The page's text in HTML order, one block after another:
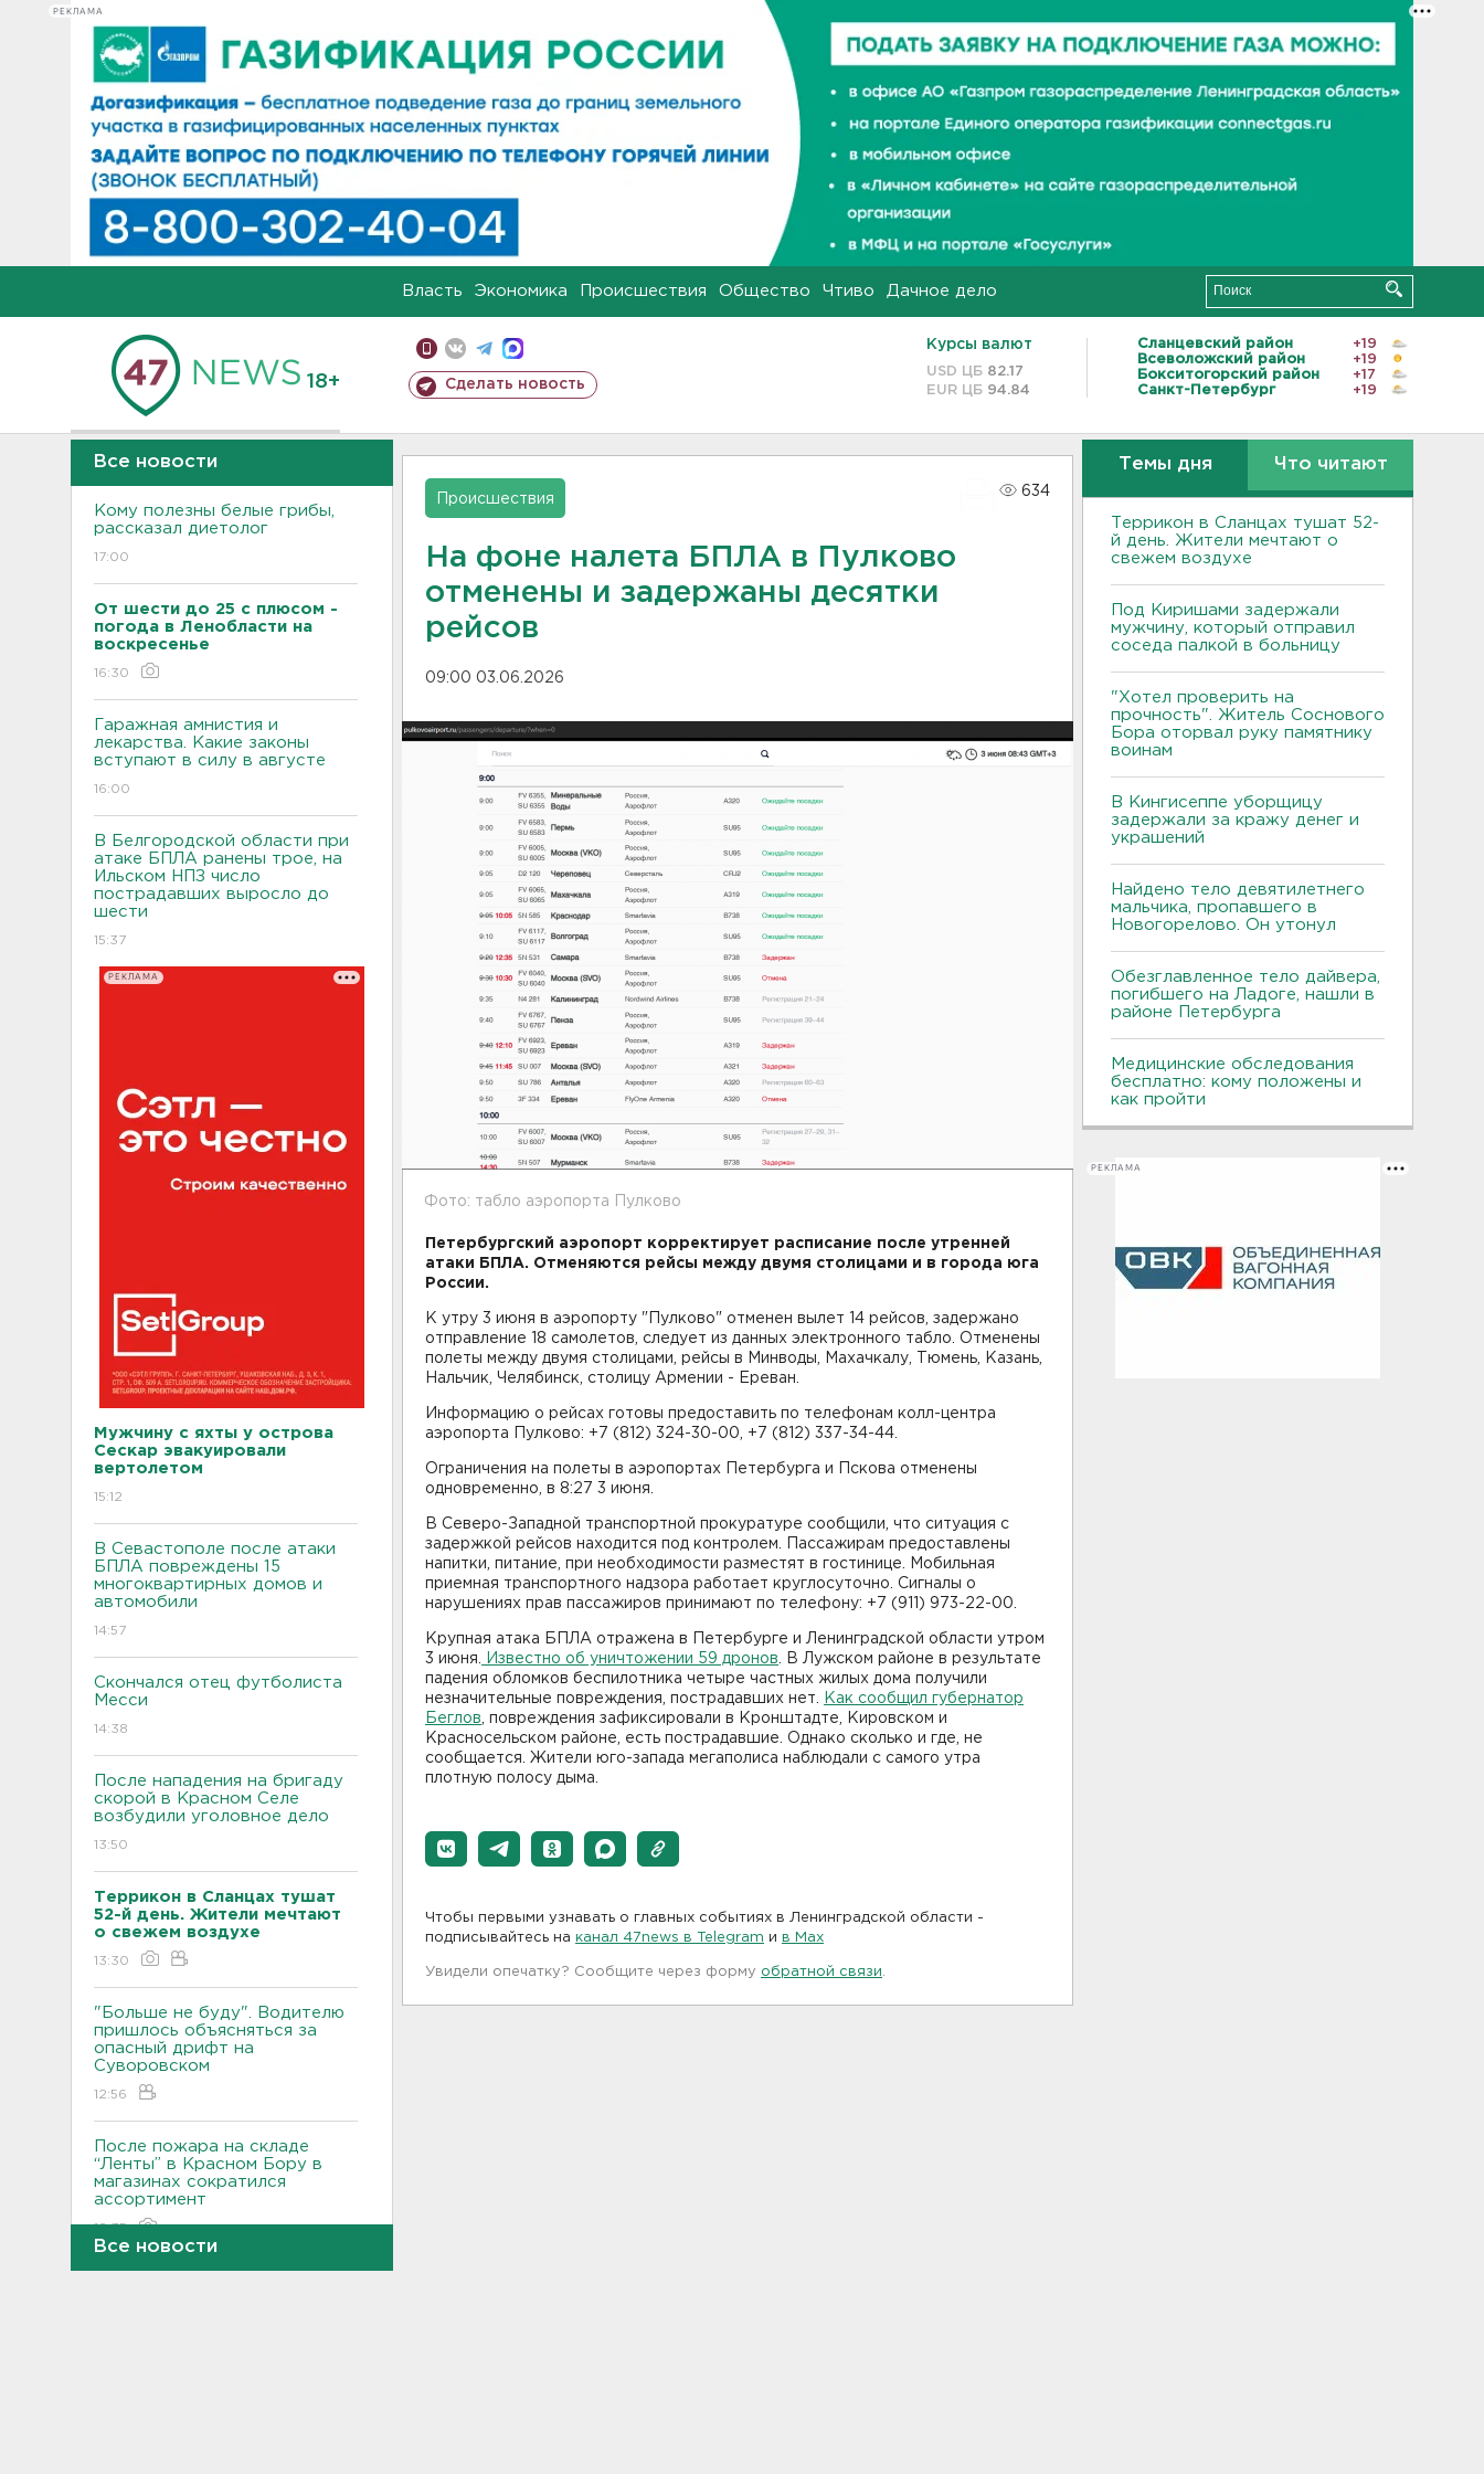
РЕКЛАМА
Власть Экономика Происшествия Общество Чтиво Дачное дело
18+ Сделать новость
Курсы валют
USD ЦБ 82.17
EUR ЦБ 94.84
Сланцевский район
+19
Всеволожский район
+19
Бокситогорский район
+17
Санкт-Петербург
+19
Все новости
Кому полезны белые грибы,
рассказал диетолог
17:00
От шести до 25 с плюсом -
погода в Ленобласти на
воскресенье
16:30
Гаражная амнистия и
лекарства. Какие законы
вступают в силу в августе
16:00
В Белгородской области при
атаке БПЛА ранены трое, на
Ильском НПЗ число
пострадавших выросло до
шести
15:37
РЕКЛАМА
Мужчину с яхты у острова
Сескар эвакуировали
вертолетом
15:12
В Севастополе после атаки
БПЛА повреждены 15
многоквартирных домов и
автомобили
14:57
Скончался отец футболиста
Месси
14:38
После нападения на бригаду
скорой в Красном Селе
возбудили уголовное дело
13:50
Террикон в Сланцах тушат
52-й день. Жители мечтают
о свежем воздухе
13:30
"Больше не буду". Водителю
пришлось объясняться за
опасный дрифт на
Суворовском
12:56
После пожара на складе
“Ленты” в Красном Бору в
магазинах сократился
ассортимент
12:35
Все новости
Происшествия
634
На фоне налета БПЛА в Пулково
отменены и задержаны десятки
рейсов
09:00 03.06.2026
Фото: табло аэропорта Пулково
Петербургский аэропорт корректирует расписание после утренней
атаки БПЛА. Отменяются рейсы между двумя столицами и в города юга
России.
К утру 3 июня в аэропорту "Пулково" отменен вылет 14 рейсов, задержано
отправление 18 самолетов, следует из данных электронного табло. Отменены
полеты между двумя столицами, рейсы в Минводы, Махачкалу, Тюмень, Казань,
Нальчик, Челябинск, столицу Армении - Ереван.
Информацию о рейсах готовы предоставить по телефонам колл-центра
аэропорта Пулково: +7 (812) 324-30-00, +7 (812) 337-34-44.
Ограничения на полеты в аэропортах Петербурга и Пскова отменены
одновременно, в 8:27 3 июня.
В Северо-Западной транспортной прокуратуре сообщили, что ситуация с
задержкой рейсов находится под контролем. Пассажирам предоставлены
напитки, питание, при необходимости разместят в гостинице. Мобильная
приемная транспортного надзора работает круглосуточно. Сигналы о
нарушениях прав пассажиров принимают по телефону: +7 (911) 973-22-00.
Крупная атака БПЛА отражена в Петербурге и Ленинградской области утром
3 июня.
Известно об уничтожении 59 дронов . В Лужском районе в результате
падения обломков беспилотника четыре частных жилых дома получили
незначительные повреждения, пострадавших нет.
Как сообщил губернатор
Беглов , повреждения зафиксировали в Кронштадте, Кировском и
Красносельском районе, есть пострадавшие. Однако сколько и где, не
сообщается. Жители юго-запада мегаполиса наблюдали с самого утра
плотную полосу дыма.
Чтобы первыми узнавать о главных событиях в Ленинградской области -
подписывайтесь на канал 47news в Telegram и в Maх
Увидели опечатку? Сообщите через форму обратной связи
Темы дня Что читают
Террикон в Сланцах тушат 52-
й день. Жители мечтают о
свежем воздухе
Под Киришами задержали
мужчину, который отправил
соседа палкой в больницу
"Хотел проверить на
прочность". Житель Соснового
Бора оторвал руку памятнику
воинам
В Кингисеппе уборщицу
задержали за кражу денег и
украшений
Найдено тело девятилетнего
мальчика, пропавшего в
Новогорелово. Он утонул
Обезглавленное тело дайвера,
погибшего на Ладоге, нашли в
районе Петербурга
Медицинские обследования
бесплатно: кому положены и
как пройти
РЕКЛАМА